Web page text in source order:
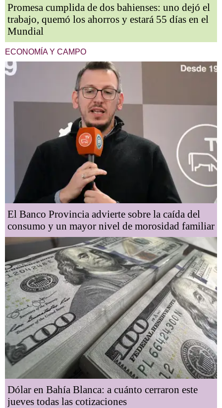
Promesa cumplida de dos bahienses: uno dejó el
trabajo, quemó los ahorros y estará 55 días en el
Mundial
ECONOMÍA Y CAMPO
El Banco Provincia advierte sobre la caída del
consumo y un mayor nivel de morosidad familiar
Dólar en Bahía Blanca: a cuánto cerraron este
jueves todas las cotizaciones